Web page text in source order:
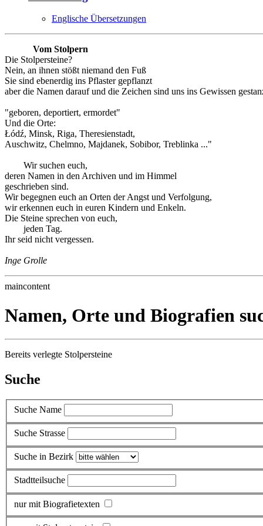
Englische Übersetzungen
Vom Stolpern
Die Stolpersteine?
Nein, an ihnen stößt niemand den Fuß
Sie sind ebenerdig ins Pflaster gepflanzt
aber die Namen darauf und die Zeichen sind uns ins Gewissen
"geboren, deportiert, ermordet"
Und die Orte:
Łódź, Minsk, Riga, Theresienstadt,
Auschwitz, Chelmno, Majdanek, Sobibor, Treblinka ..."
Wir suchen euch,
deren Namen in den Archiven und im Himmel
geschrieben sind.
Wir begegnen euch an Orten der Angst und Verfolgung,
wir erkennen euch in euren Kindern und Enkeln.
Die Steine sprechen von euch,
jeden Tag.
Ihr seid nicht vergessen.
Inge Grolle
maincontent
Namen, Orte und Biografien
Bereits verlegte Stolpersteine
Suche
Suche Name
Suche Strasse
Suche in Bezirk
Stadtteilsuche
nur mit Biografietexten